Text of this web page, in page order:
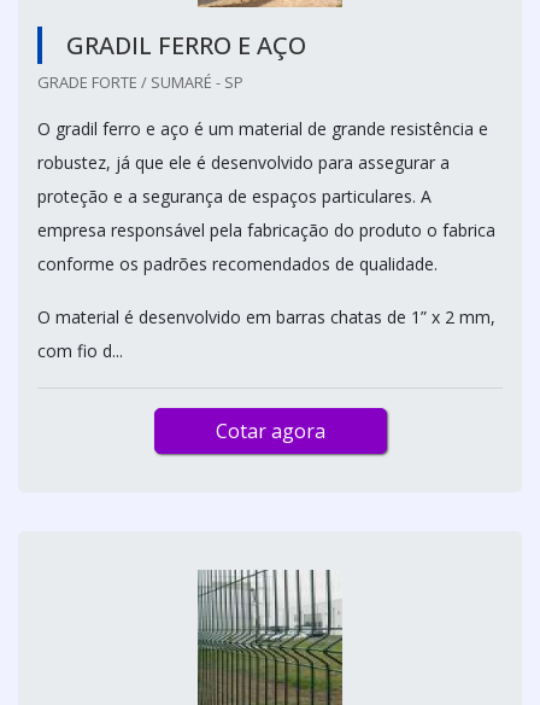
GRADIL FERRO E AÇO
GRADE FORTE / SUMARÉ - SP
O gradil ferro e aço é um material de grande resistência e
robustez, já que ele é desenvolvido para assegurar a
proteção e a segurança de espaços particulares. A
empresa responsável pela fabricação do produto o fabrica
conforme os padrões recomendados de qualidade.
O material é desenvolvido em barras chatas de 1” x 2 mm,
com fio d...
Cotar agora